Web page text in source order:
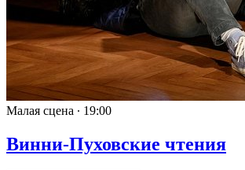
Малая сцена ∙ 19:00
Винни-Пуховские чтения